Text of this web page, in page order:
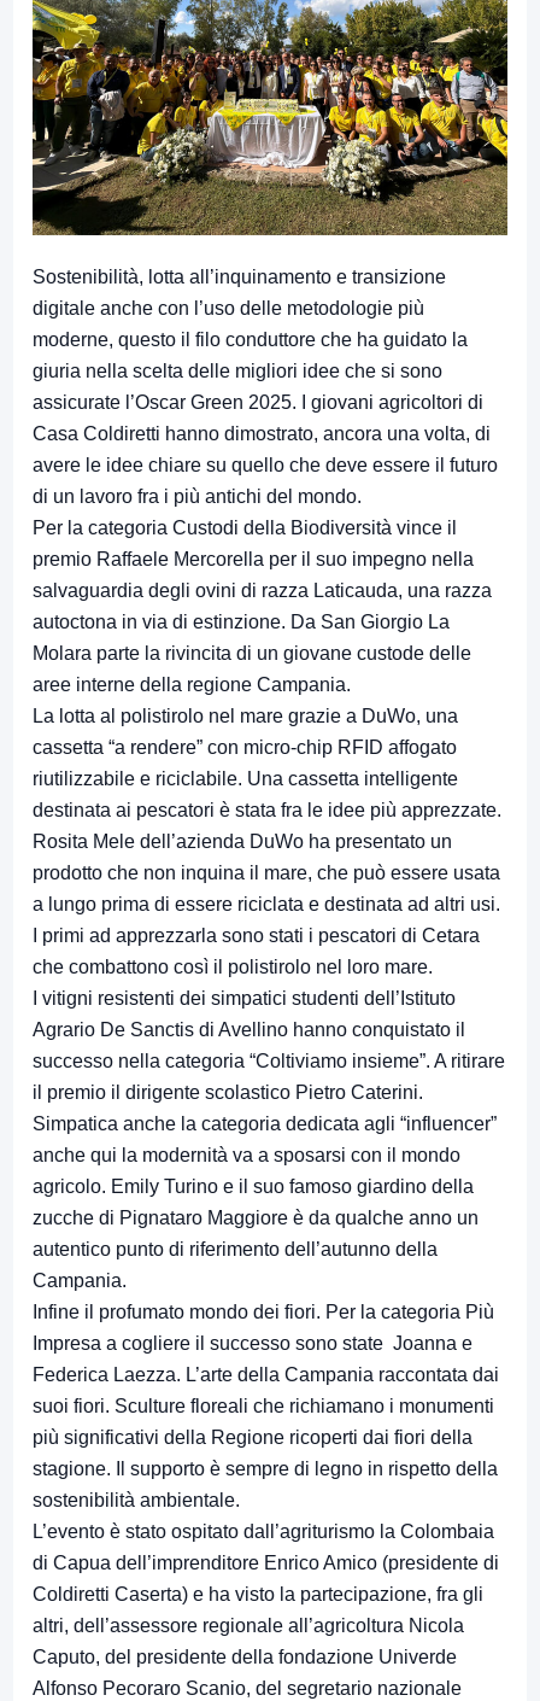
Sostenibilità, lotta all’inquinamento e transizione
digitale anche con l’uso delle metodologie più
moderne, questo il filo conduttore che ha guidato la
giuria nella scelta delle migliori idee che si sono
assicurate l’Oscar Green 2025. I giovani agricoltori di
Casa Coldiretti hanno dimostrato, ancora una volta, di
avere le idee chiare su quello che deve essere il futuro
di un lavoro fra i più antichi del mondo.
Per la categoria Custodi della Biodiversità vince il
premio Raffaele Mercorella per il suo impegno nella
salvaguardia degli ovini di razza Laticauda, una razza
autoctona in via di estinzione. Da San Giorgio La
Molara parte la rivincita di un giovane custode delle
aree interne della regione Campania.
La lotta al polistirolo nel mare grazie a DuWo, una
cassetta “a rendere” con micro-chip RFID affogato
riutilizzabile e riciclabile. Una cassetta intelligente
destinata ai pescatori è stata fra le idee più apprezzate.
Rosita Mele dell’azienda DuWo ha presentato un
prodotto che non inquina il mare, che può essere usata
a lungo prima di essere riciclata e destinata ad altri usi.
I primi ad apprezzarla sono stati i pescatori di Cetara
che combattono così il polistirolo nel loro mare.
I vitigni resistenti dei simpatici studenti dell’Istituto
Agrario De Sanctis di Avellino hanno conquistato il
successo nella categoria “Coltiviamo insieme”. A ritirare
il premio il dirigente scolastico Pietro Caterini.
Simpatica anche la categoria dedicata agli “influencer”
anche qui la modernità va a sposarsi con il mondo
agricolo. Emily Turino e il suo famoso giardino della
zucche di Pignataro Maggiore è da qualche anno un
autentico punto di riferimento dell’autunno della
Campania.
Infine il profumato mondo dei fiori. Per la categoria Più
Impresa a cogliere il successo sono state Joanna e
Federica Laezza. L’arte della Campania raccontata dai
suoi fiori. Sculture floreali che richiamano i monumenti
più significativi della Regione ricoperti dai fiori della
stagione. Il supporto è sempre di legno in rispetto della
sostenibilità ambientale.
L’evento è stato ospitato dall’agriturismo la Colombaia
di Capua dell’imprenditore Enrico Amico (presidente di
Coldiretti Caserta) e ha visto la partecipazione, fra gli
altri, dell’assessore regionale all’agricoltura Nicola
Caputo, del presidente della fondazione Univerde
Alfonso Pecoraro Scanio, del segretario nazionale